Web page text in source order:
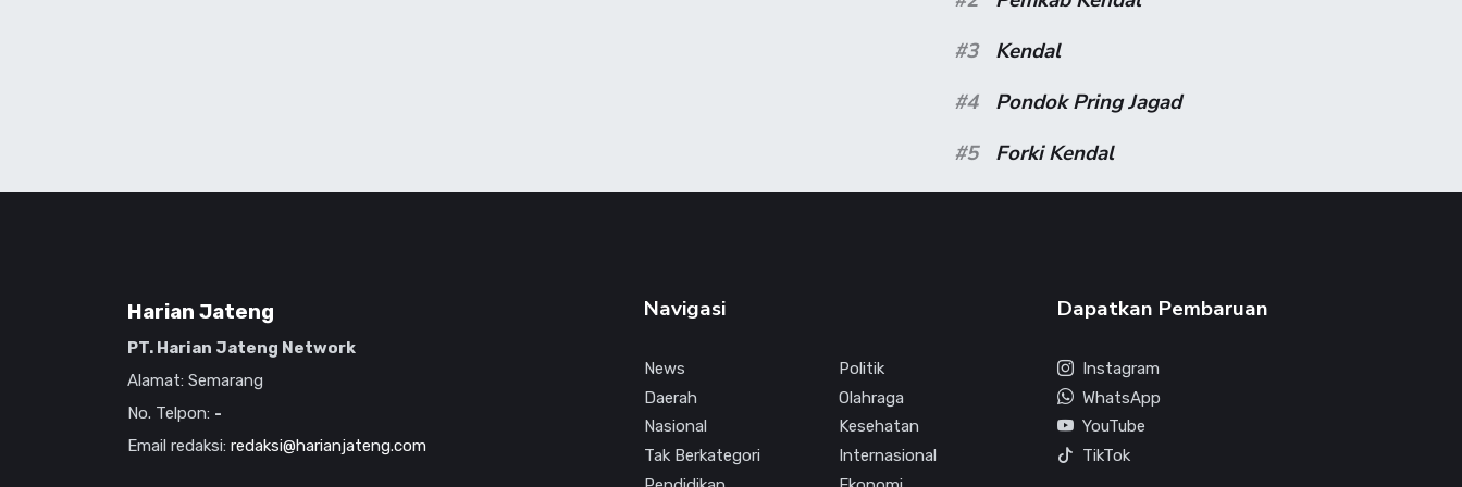
#3
Kendal
#4
Pondok Pring Jagad
#5
Forki Kendal
Harian Jateng
PT. Harian Jateng Network
Alamat: Semarang
No. Telpon: -
Email redaksi: redaksi@harianjateng.com
Navigasi
News
Daerah
Nasional
Tak Berkategori
Politik
Olahraga
Kesehatan
Internasional
Dapatkan Pembaruan
Instagram
WhatsApp
YouTube
TikTok